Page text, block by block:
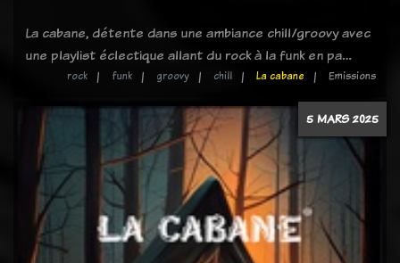
La cabane, détente dans une ambiance chill/groovy avec
une playlist éclectique allant du rock à la funk en pa…
rock funk groovy chill La cabane Emissions
5 MARS 2025